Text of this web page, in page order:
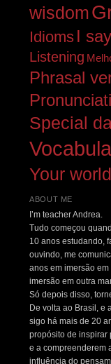
wisdom
Idioms I say
Listening
Phrasal
Special
Your world
ABOUT ME
I’m teacher Andrea.
Tudo começou
10 anos estudando,
ouvindo, me
anos em imersão em
imersão em outra
Só depois disso,
De volta ao Brasil, e
sigo há mais de 20
propósito de inspirar
e a compreenderem
influência do